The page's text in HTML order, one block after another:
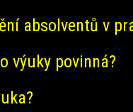
absolventů v
výuky povinná?